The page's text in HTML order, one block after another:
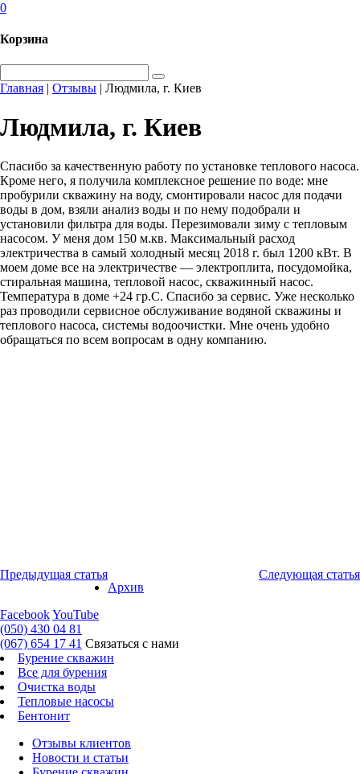
0
Корзина
Главная | Отзывы | Людмила, г. Киев
Людмила, г. Киев
Спасибо за качественную работу по установке теплового насоса.
Кроме него, я получила комплексное решение по воде: мне
пробурили скважину на воду, смонтировали насос для подачи
воды в дом, взяли анализ воды и по нему подобрали и
установили фильтра для воды. Перезимовали зиму с тепловым
насосом. У меня дом 150 м.кв. Максимальный расход
электричества в самый холодный месяц 2018 г. был 1200 кВт. В
моем доме все на электричестве — электроплита, посудомойка,
стиральная машина, тепловой насос, скважинный насос.
Температура в доме +24 гр.С. Спасибо за сервис. Уже несколько
раз проводили сервисное обслуживание водяной скважины и
теплового насоса, системы водоочистки. Мне очень удобно
обращаться по всем вопросам в одну компанию.
Предыдущая статья
Следующая статья
Архив
FacebookYouTube
(050) 430 04 81
(067) 654 17 41 Связаться с нами
Бурение скважин
Все для бурения
Очистка воды
Тепловые насосы
Бентонит
Отзывы клиентов
Новости и статьи